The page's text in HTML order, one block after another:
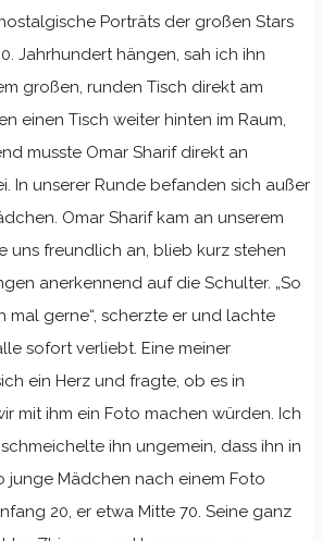
Porträts der großen Stars
Jahrhundert hängen, sah ich ihn
großen, runden Tisch direkt am
einen Tisch weiter hinten im Raum,
musste Omar Sharif direkt an
In unserer Runde befanden sich außer
Omar Sharif kam an unserem
uns freundlich an, blieb kurz stehen
anerkennend auf die Schulter. „So
mal gerne“, scherzte er und lachte
sofort verliebt. Eine meiner
ein Herz und fragte, ob es in
mit ihm ein Foto machen würden. Ich
ihn ungemein, dass ihn in
junge Mädchen nach einem Foto
20, er etwa Mitte 70. Seine ganz